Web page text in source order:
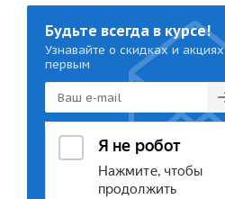
Будьте всегда в курсе!
Узнавайте о скидках и акциях
первым